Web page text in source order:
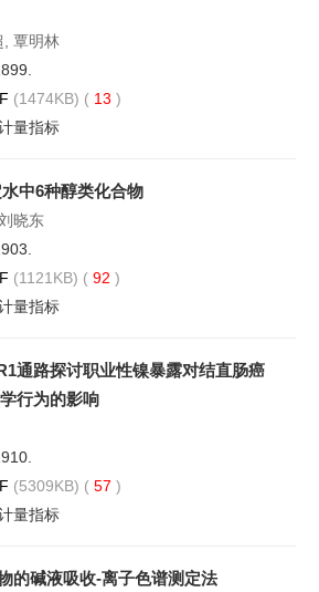
, 覃明林
(1474KB) ( 13 )
量指标
中6种醇类化合物
晓东
(1121KB) ( 92 )
量指标
通路探讨职业性镍暴露对结直肠癌
行为的影响
(5309KB) ( 57 )
量指标
的碱液吸收-离子色谱测定法